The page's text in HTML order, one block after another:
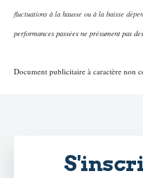
fluctuations à la hausse ou à la baisse
performances passées ne présument pas
Document publicitaire à caractère non